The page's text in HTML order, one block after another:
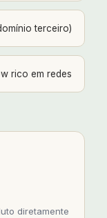
terceiro)
rico em redes
diretamente